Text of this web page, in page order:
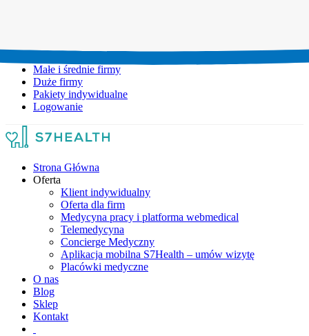
Małe i średnie firmy
Duże firmy
Pakiety indywidualne
Logowanie
Strona Główna
Oferta
Klient indywidualny
Oferta dla firm
Medycyna pracy i platforma webmedical
Telemedycyna
Concierge Medyczny
Aplikacja mobilna S7Health – umów wizytę
Placówki medyczne
O nas
Blog
Sklep
Kontakt